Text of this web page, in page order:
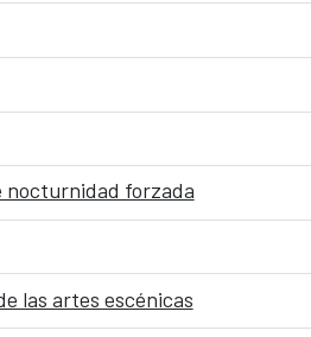
nocturnidad forzada
las artes escénicas